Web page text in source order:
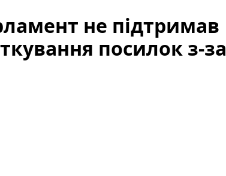
не підтримав
посилок з-за